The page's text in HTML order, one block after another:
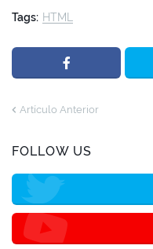
Tags: HTML
Artículo Anterior
FOLLOW US